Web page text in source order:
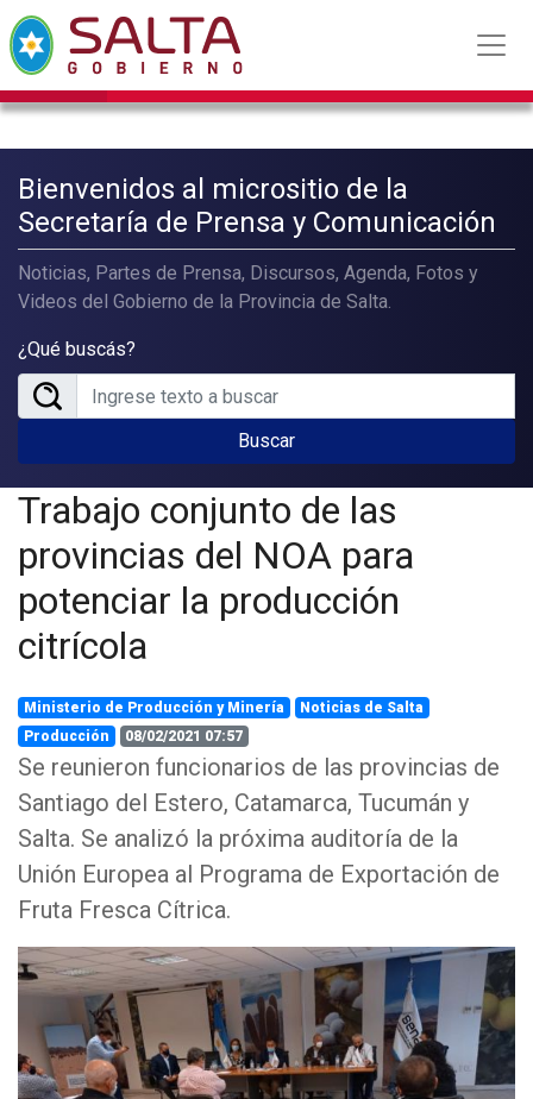
Bienvenidos al micrositio de la
Secretaría de Prensa y Comunicación
Noticias, Partes de Prensa, Discursos, Agenda, Fotos y
Videos del Gobierno de la Provincia de Salta.
¿Qué buscás?
Buscar
Trabajo conjunto de las
provincias del NOA para
potenciar la producción
citrícola
Ministerio de Producción y Minería
Noticias de Salta
Producción
08/02/2021 07:57
Se reunieron funcionarios de las provincias de
Santiago del Estero, Catamarca, Tucumán y
Salta. Se analizó la próxima auditoría de la
Unión Europea al Programa de Exportación de
Fruta Fresca Cítrica.